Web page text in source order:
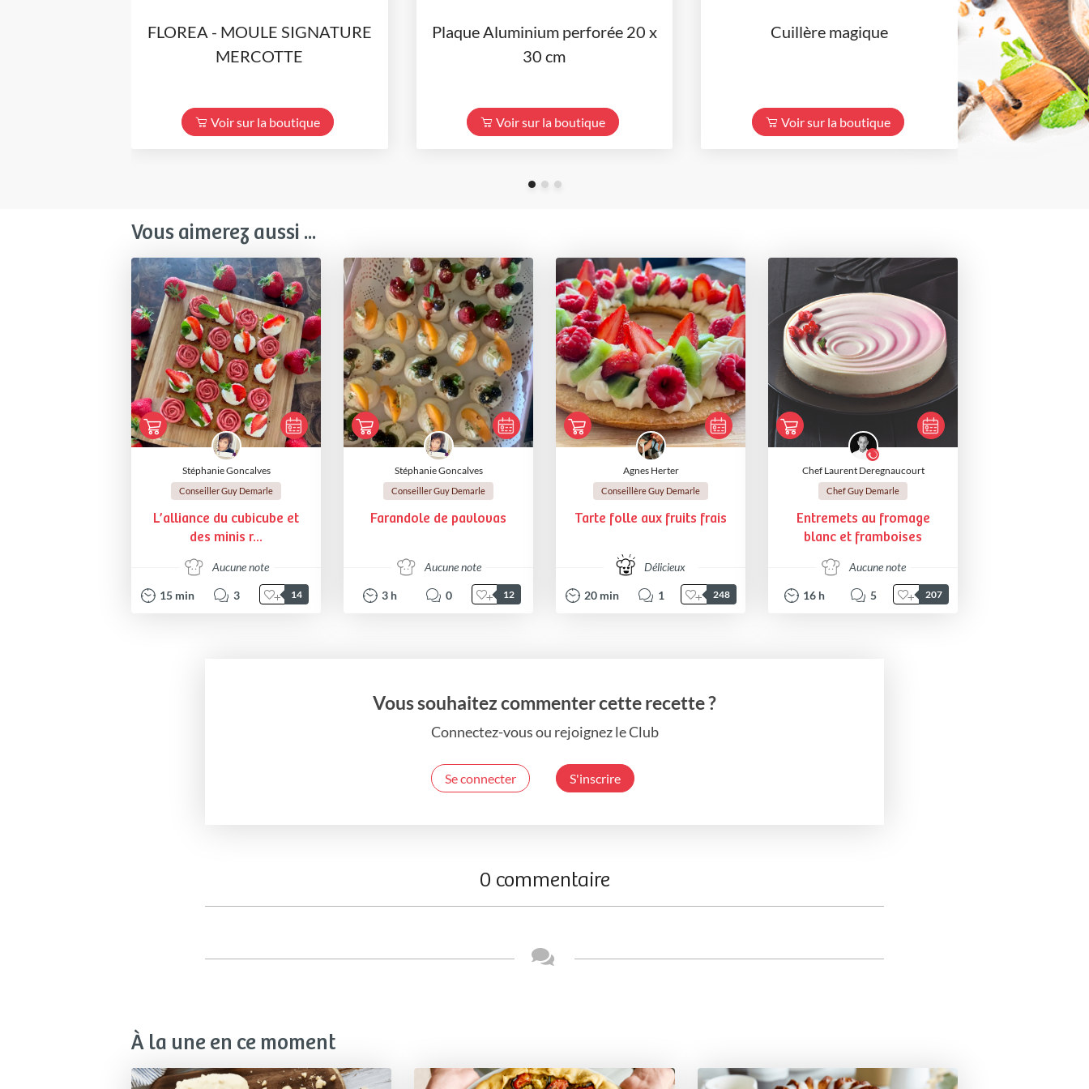
FLOREA - MOULE SIGNATURE
MERCOTTE
Voir sur la boutique
Plaque Aluminium perforée 20 x
30 cm
Voir sur la boutique
Cuillère magique
Voir sur la boutique
Vous aimerez aussi ...
Stéphanie Goncalves
Conseiller Guy Demarle
L’alliance du cubicube et
des minis r...
Aucune note
15 min 3 14
Stéphanie Goncalves
Conseiller Guy Demarle
Farandole de pavlovas
Aucune note
3 h 0 12
Agnes Herter
Conseillère Guy Demarle
Tarte folle aux fruits frais
Délicieux
20 min 1 248
Chef Laurent Deregnaucourt
Chef Guy Demarle
Entremets au fromage
blanc et framboises
Aucune note
16 h 5 207
Vous souhaitez commenter cette recette ?
Connectez-vous ou rejoignez le Club
Se connecter S'inscrire
0 commentaire
À la une en ce moment